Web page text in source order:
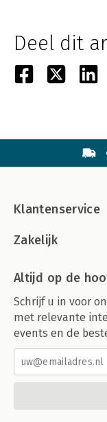
Deel dit
Klantenservice
Zakelijk
Altijd op de
Schrijf u in voor
met relevante
events en de